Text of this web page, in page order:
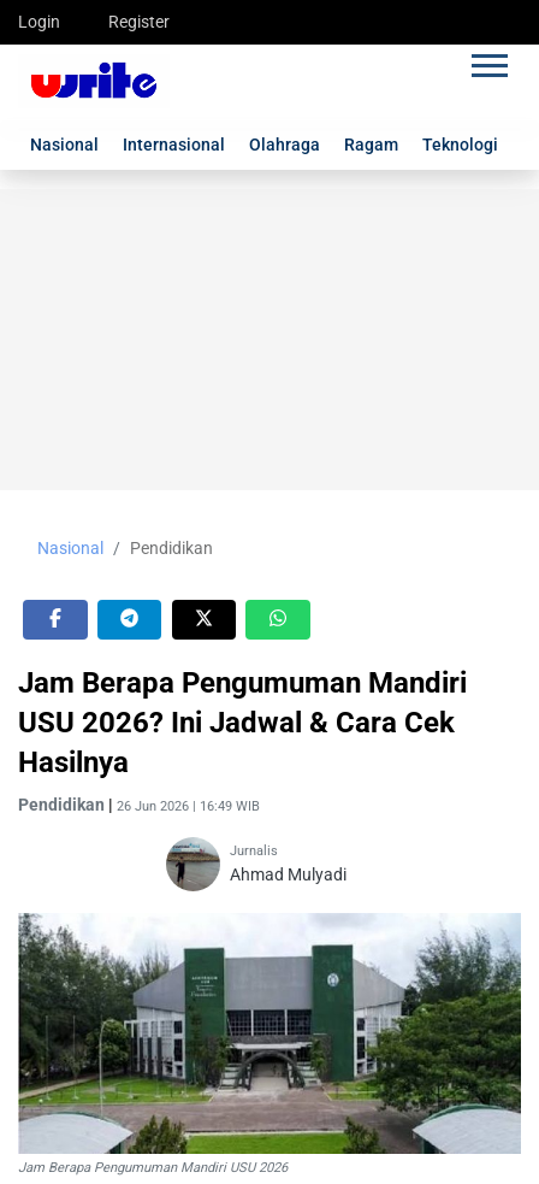
Login Register
Nasional Internasional Olahraga Ragam Teknologi
Nasional Pendidikan
Jam Berapa Pengumuman Mandiri
USU 2026? Ini Jadwal & Cara Cek
Hasilnya
Pendidikan | 26 Jun 2026 | 16:49 WIB
Jurnalis
Ahmad Mulyadi
Jam Berapa Pengumuman Mandiri USU 2026